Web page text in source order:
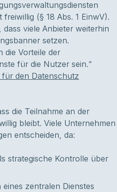
(§ 18 Abs. 1 EinwV).
viele Anbieter weiterhin
setzen.
die Vorteile der
für die Nutzer sein.“
den Datenschutz
die Teilnahme an der
bleibt. Viele Unternehmen
entscheiden, da:
strategische Kontrolle über
zentralen Dienstes